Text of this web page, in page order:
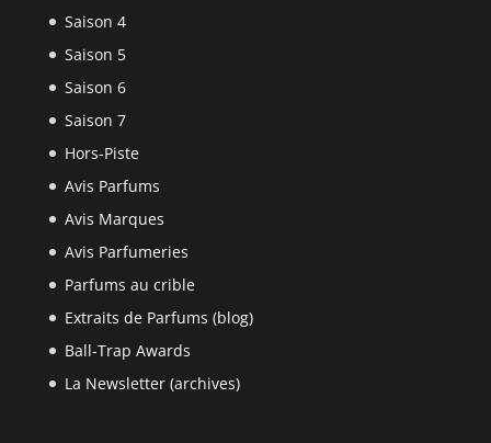
Saison 4
Saison 5
Saison 6
Saison 7
Hors-Piste
Avis Parfums
Avis Marques
Avis Parfumeries
Parfums au crible
Extraits de Parfums (blog)
Ball-Trap Awards
La Newsletter (archives)